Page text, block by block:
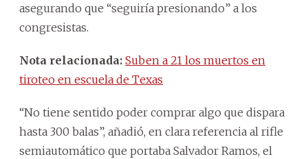
asegurando que “seguiría presionando” a los
congresistas.
Nota relacionada: Suben a 21 los muertos en
tiroteo en escuela de Texas
“No tiene sentido poder comprar algo que dispara
hasta 300 balas”, añadió, en clara referencia al rifle
semiautomático que portaba Salvador Ramos, el